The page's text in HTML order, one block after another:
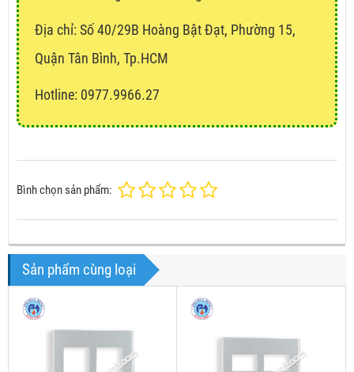
Địa chỉ: Số 40/29B Hoàng Bật Đạt, Phường 15,
Quận Tân Bình, Tp.HCM
Hotline: 0977.9966.27
Bình chọn sản phẩm:
Sản phẩm cùng loại